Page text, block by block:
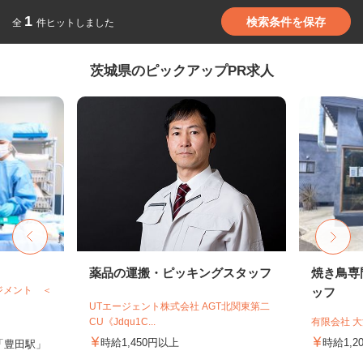
全 1 件ヒットしました 検索条件を保存
茨城県のピックアップPR求人
メント ＜
田駅」
薬品の運搬・ピッキングスタッフ
UTエージェント株式会社 AGT北関東第二
CU《Jdqu1C...
時給1,450円以上
焼き鳥専
ッフ
有限会社
時給